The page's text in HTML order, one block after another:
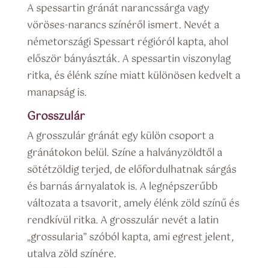
A spessartin gránát narancssárga vagy
vöröses-narancs színéről ismert. Nevét a
németországi Spessart régióról kapta, ahol
először bányászták. A spessartin viszonylag
ritka, és élénk színe miatt különösen kedvelt a
manapság is.
Grosszulár
A grosszulár gránát egy külön csoport a
gránátokon belül. Színe a halványzöldtől a
sötétzöldig terjed, de előfordulhatnak sárgás
és barnás árnyalatok is. A legnépszerűbb
változata a tsavorit, amely élénk zöld színű és
rendkívül ritka. A grosszulár nevét a latin
„grossularia” szóból kapta, ami egrest jelent,
utalva zöld színére.